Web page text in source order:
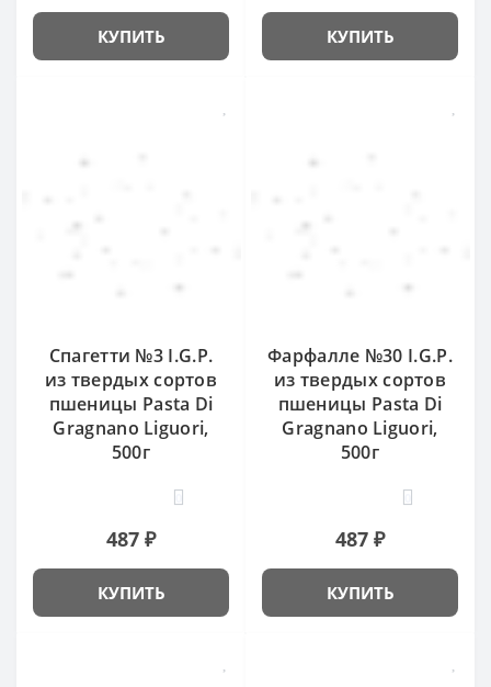
КУПИТЬ КУПИТЬ
Спагетти №3 I.G.P.
из твердых сортов
пшеницы Pasta Di
Gragnano Liguori,
500г
487 ₽
КУПИТЬ
Фарфалле №30 I.G.P.
из твердых сортов
пшеницы Pasta Di
Gragnano Liguori,
500г
487 ₽
КУПИТЬ